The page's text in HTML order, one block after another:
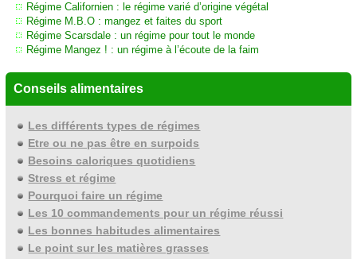
Régime Californien : le régime varié d’origine végétal
Régime M.B.O : mangez et faites du sport
Régime Scarsdale : un régime pour tout le monde
Régime Mangez ! : un régime à l’écoute de la faim
Conseils alimentaires
Les différents types de régimes
Etre ou ne pas être en surpoids
Besoins caloriques quotidiens
Stress et régime
Pourquoi faire un régime
Les 10 commandements pour un régime réussi
Les bonnes habitudes alimentaires
Le point sur les matières grasses